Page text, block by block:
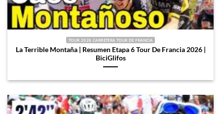
TOUR 2026 CARRETERA TOUR DE FRANCIA
La Terrible Montaña | Resumen Etapa 6 Tour De Francia 2026 |
BiciGlifos